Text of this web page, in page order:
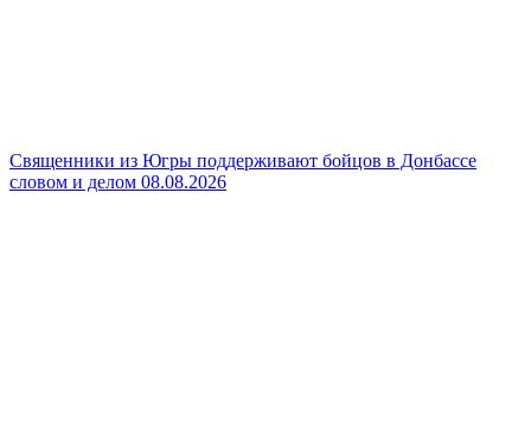
Священники из Югры поддерживают бойцов в Донбассе
словом и делом 08.08.2026